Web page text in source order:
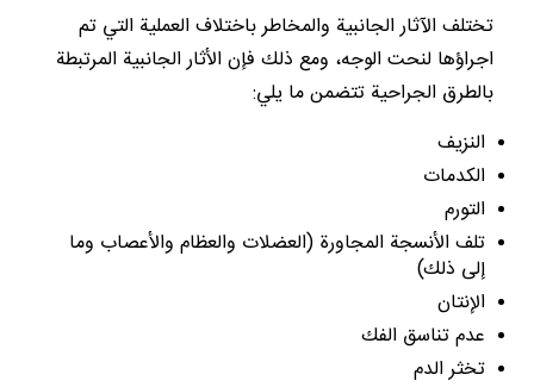
تختلف الآثار الجانبية والمخاطر باختلاف العملية التي تم
اجراؤها لنحت الوجه، ومع ذلك فإن الأثار الجانبية المرتبطة
بالطرق الجراحية تتضمن ما يلي:
النزيف
الكدمات
التورم
تلف الأنسجة المجاورة (العضلات والعظام والأعصاب وما
إلى ذلك)
الإنتان
عدم تناسق الفك
تخثر الدم